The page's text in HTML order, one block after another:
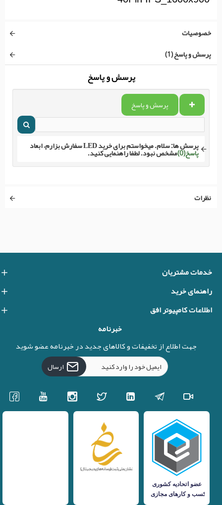
خصوصیات
پرسش و پاسخ (1)
پرسش و پاسخ
پرسش و پاسخ
پرسش ها: سلام. میخواستم برای خرید LED سفارش بزارم، ابعاد
مشخص نبود. لطفا راهنمایی کنید. پاسخ(0)
نظرات
خدمات مشتریان
راهنمای خرید
اطلاعات کامپیوتر افق
خبرنامه
جهت اطلاع از تخفیفات و کالاهای جدید در خبرنامه عضو شوید
ارسال